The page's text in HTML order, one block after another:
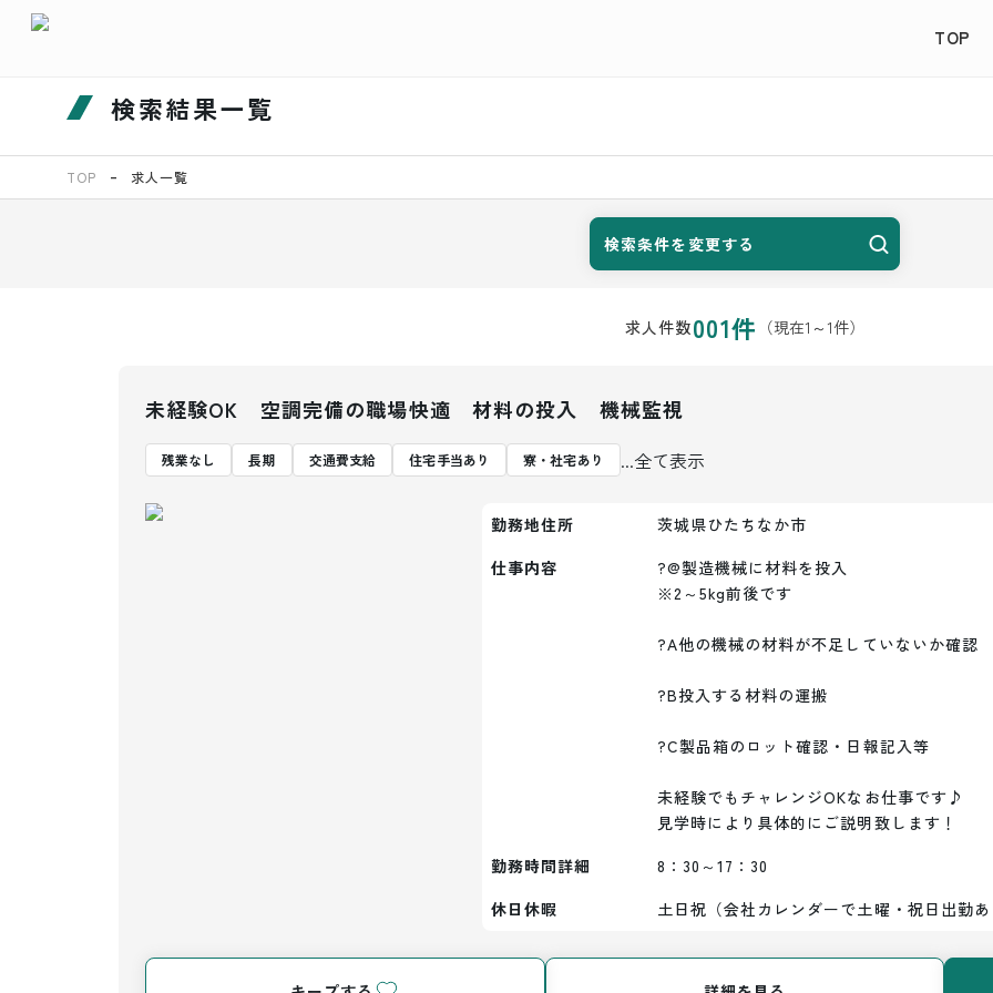
TOP
検索結果一覧
TOP 求人一覧
検索条件を変更する
求人件数001件 （現在1 ～1件）
未経験OK 空調完備の職場快適 材料の投入 機械監視
残業なし 長期 交通費支給 住宅手当あり 寮・社宅あり ...全て表示
勤務地住所
茨城県ひたちなか市
仕事内容
?@製造機械に材料を投入
※2～5kg前後です
?A他の機械の材料が不足していないか確認
?B投入する材料の運搬
?C製品箱のロット確認・日報記入等
未経験でもチャレンジOKなお仕事です♪
見学時により具体的にご説明致します！
勤務時間詳細
8：30～17：30
休日休暇
土日祝（会社カレンダーで土曜・祝日出勤あ